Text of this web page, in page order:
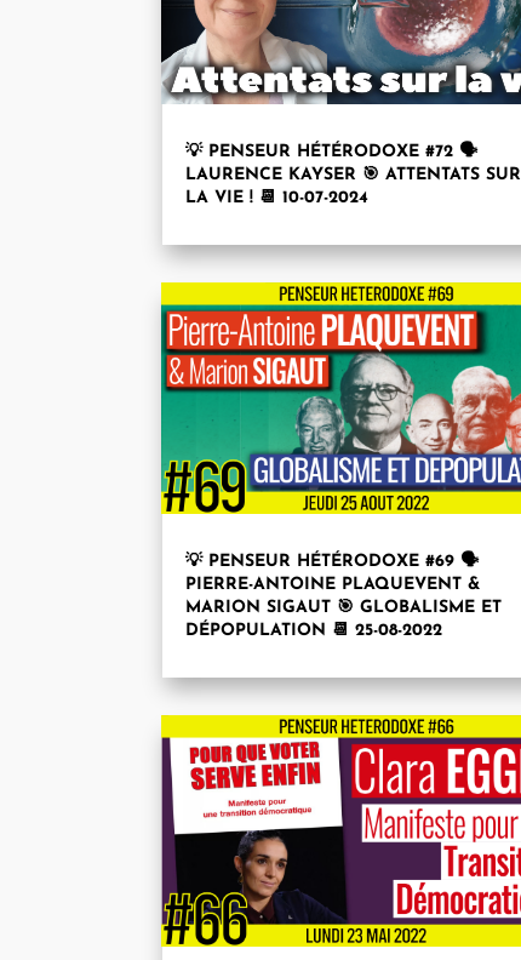
💡 PENSEUR HÉTÉRODOXE #72 🗣
LAURENCE KAYSER⁩ 🎯 ATTENTATS SUR
LA VIE ! 📆 10-07-2024
💡 PENSEUR HÉTÉRODOXE #69 🗣
PIERRE-ANTOINE PLAQUEVENT &
MARION SIGAUT 🎯 GLOBALISME ET
DÉPOPULATION 📆 25-08-2022